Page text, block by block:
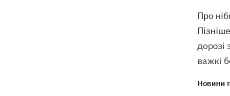
Про
дорозі
важкі
Новини